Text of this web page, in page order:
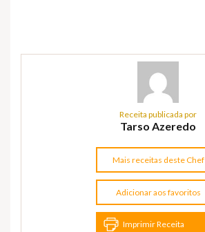
Receita publicada por
Tarso Azeredo
Mais receitas deste Chef
Adicionar aos favoritos
Imprimir Receita